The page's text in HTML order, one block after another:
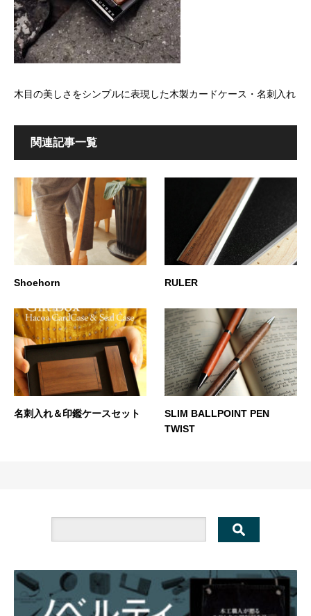
木目の美しさをシンプルに表現した木製カードケース・名刺入れ
関連記事一覧
Shoehorn RULER
名刺入れ＆印鑑ケースセット
SLIM BALLPOINT PEN
TWIST